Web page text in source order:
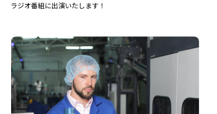
ラジオ番組に出演いたします！